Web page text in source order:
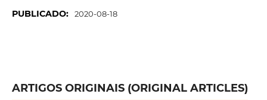
PUBLICADO: 2020-08-18
ARTIGOS ORIGINAIS (ORIGINAL ARTICLES)